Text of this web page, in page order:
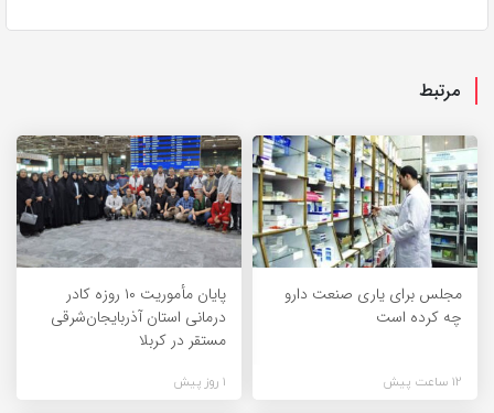
مرتبط
مجلس برای یاری صنعت دارو
چه کرده است
12 ساعت پیش
پایان مأموریت ۱۰ روزه کادر
درمانی استان آذربایجان‌شرقی
مستقر در کربلا
1 روز پیش